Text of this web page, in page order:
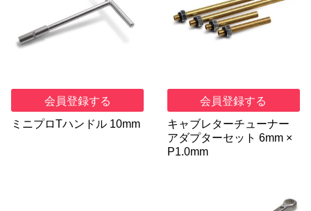
会員登録する
ミニプロTハンドル 10mm
会員登録する
キャブレターチューナー
アダプターセット 6mm ×
P1.0mm